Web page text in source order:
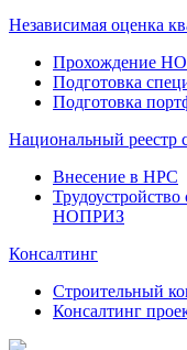
Независимая оценка
Прохождение
Подготовка
Подготовка
Национальный реестр
Внесение в НРС
НОПРИЗ
Консалтинг
Строительный
Консалтинг